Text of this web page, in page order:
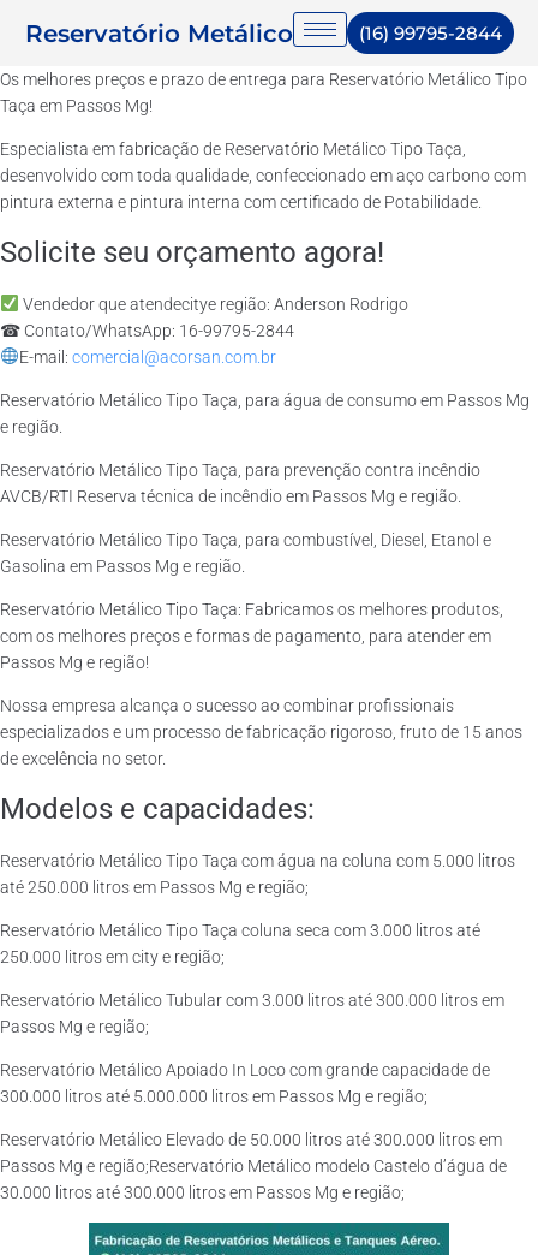
Reservatório Metálico (16) 99795-2844
Os melhores preços e prazo de entrega para Reservatório Metálico Tipo
Taça em Passos Mg!
Especialista em fabricação de Reservatório Metálico Tipo Taça,
desenvolvido com toda qualidade, confeccionado em aço carbono com
pintura externa e pintura interna com certificado de Potabilidade.
Solicite seu orçamento agora!
Vendedor que atendecitye região: Anderson Rodrigo
☎ Contato/WhatsApp: 16-99795-2844
E-mail: comercial@acorsan.com.br
Reservatório Metálico Tipo Taça, para água de consumo em Passos Mg
e região.
Reservatório Metálico Tipo Taça, para prevenção contra incêndio
AVCB/RTI Reserva técnica de incêndio em Passos Mg e região.
Reservatório Metálico Tipo Taça, para combustível, Diesel, Etanol e
Gasolina em Passos Mg e região.
Reservatório Metálico Tipo Taça: Fabricamos os melhores produtos,
com os melhores preços e formas de pagamento, para atender em
Passos Mg e região!
Nossa empresa alcança o sucesso ao combinar profissionais
especializados e um processo de fabricação rigoroso, fruto de 15 anos
de excelência no setor.
Modelos e capacidades:
Reservatório Metálico Tipo Taça com água na coluna com 5.000 litros
até 250.000 litros em Passos Mg e região;
Reservatório Metálico Tipo Taça coluna seca com 3.000 litros até
250.000 litros em city e região;
Reservatório Metálico Tubular com 3.000 litros até 300.000 litros em
Passos Mg e região;
Reservatório Metálico Apoiado In Loco com grande capacidade de
300.000 litros até 5.000.000 litros em Passos Mg e região;
Reservatório Metálico Elevado de 50.000 litros até 300.000 litros em
Passos Mg e região;Reservatório Metálico modelo Castelo d’água de
30.000 litros até 300.000 litros em Passos Mg e região;